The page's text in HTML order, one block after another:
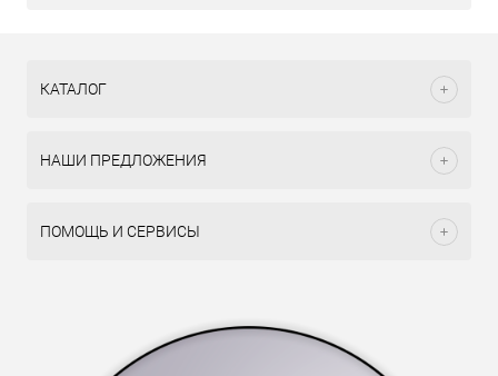
КАТАЛОГ
НАШИ ПРЕДЛОЖЕНИЯ
ПОМОЩЬ И СЕРВИСЫ